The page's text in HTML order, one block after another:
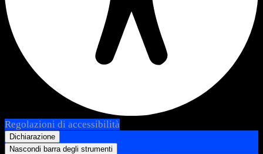
Regolazioni di accessibilità
Dichiarazione
Nascondi barra degli strumenti